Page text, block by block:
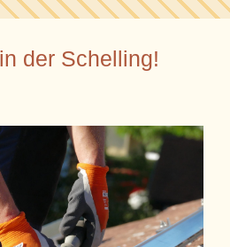
der Schelling!